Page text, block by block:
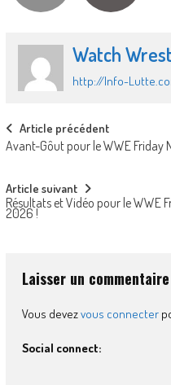
Watch
http://Info-
Post
navigation
Article précédent
Avant-Gôut pour le WWE
Article suivant
Résultats et Vidéo pour le WWE
2026 !
Laisser un commentaire
Vous devezvous connecter
Social connect: